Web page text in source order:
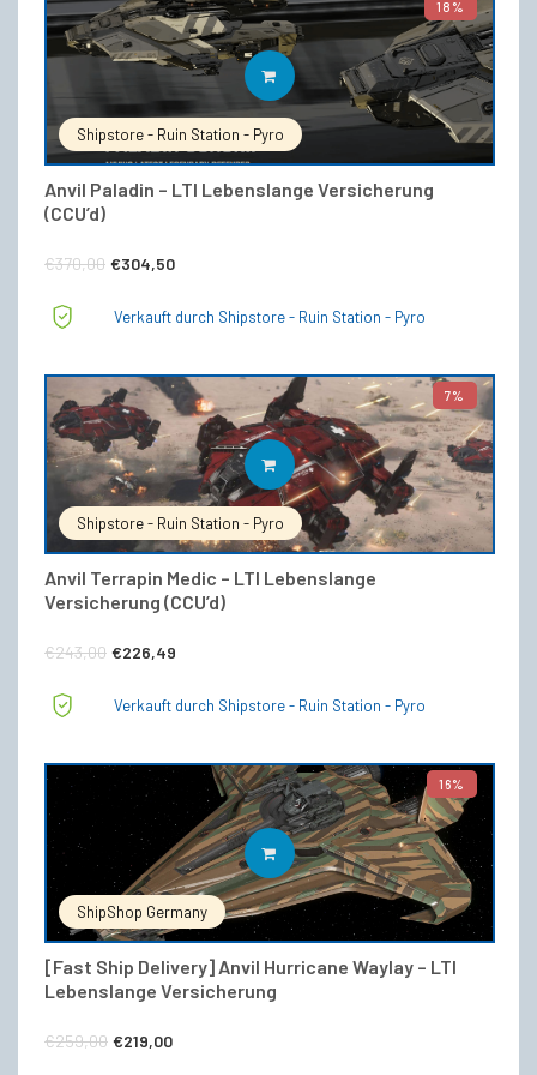
18%
Shipstore - Ruin Station - Pyro
Anvil Paladin – LTI Lebenslange Versicherung
(CCU’d)
€370,00 Ursprünglicher
€370,00
€304,50
€304,50.
IN DEN WARENKORB
Verkauft durch Shipstore - Ruin Station - Pyro
7%
Shipstore - Ruin Station - Pyro
Anvil Terrapin Medic – LTI Lebenslange
Versicherung (CCU’d)
€243,00 Ursprünglicher
€243,00
€226,49
€226,49.
IN DEN WARENKORB
Verkauft durch Shipstore - Ruin Station - Pyro
16%
ShipShop Germany
[Fast Ship Delivery] Anvil Hurricane Waylay – LTI
Lebenslange Versicherung
€259,00 Ursprünglicher
€219,00
IN DEN WARENKORB